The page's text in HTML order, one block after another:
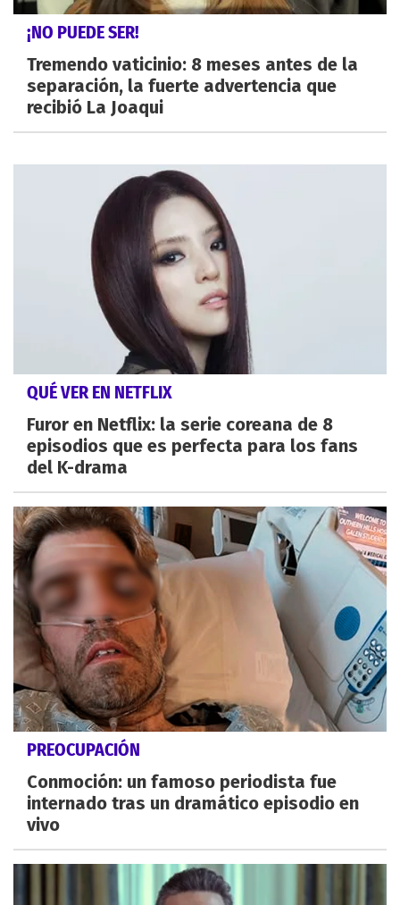
¡NO PUEDE SER!
Tremendo vaticinio: 8 meses antes de la
separación, la fuerte advertencia que
recibió La Joaqui
QUÉ VER EN NETFLIX
Furor en Netflix: la serie coreana de 8
episodios que es perfecta para los fans
del K-drama
PREOCUPACIÓN
Conmoción: un famoso periodista fue
internado tras un dramático episodio en
vivo